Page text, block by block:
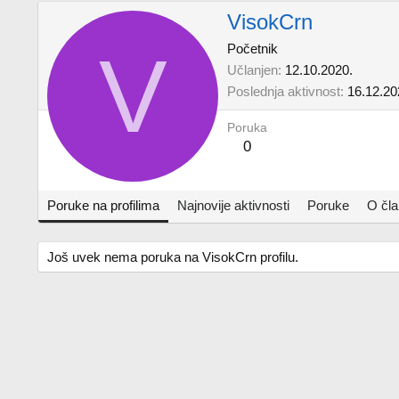
V
VisokCrn
Početnik
Učlanjen 12.10.2020.
Poslednja aktivnost
Poruka
0
Poruke na profilima Najnovije aktivnosti Poruke O
Još uvek nema poruka na VisokCrn profilu.